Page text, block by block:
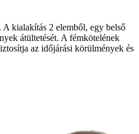
kialakítás 2 elemből, egy belső
átültetését. A fémkötelének
az időjárási körülmények és